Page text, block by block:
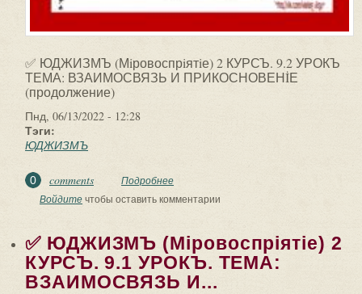
✅ ЮДЖИЗМЪ (Мiровоспрiятiе) 2 КУРСЪ. 9.2 УРОКЪ
ТЕМА: ВЗАИМОСВЯЗЬ И ПРИКОСНОВЕНİЕ
(продолжение)
Пнд, 06/13/2022 - 12:28
Тэги:
ЮДЖИЗМЪ
0 comments Подробнее
КУРСЪ. 9.2 УРОКЪ. ТЕМА:
Войдитечтобы оставить комментарии
✅ ЮДЖИЗМЪ (Мiровоспрiятiе) 2
КУРСЪ. 9.1 УРОКЪ. ТЕМА:
ВЗАИМОСВЯЗЬ И...